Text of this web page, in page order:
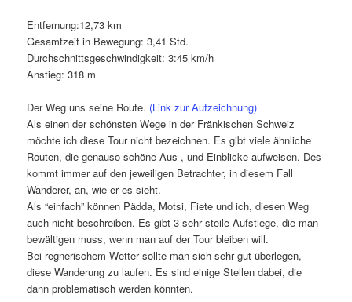
Entfernung:12,73 km
Gesamtzeit in Bewegung: 3,41 Std.
Durchschnittsgeschwindigkeit: 3:45 km/h
Anstieg: 318 m
Der Weg uns seine Route. (Link zur Aufzeichnung)
Als einen der schönsten Wege in der Fränkischen Schweiz
möchte ich diese Tour nicht bezeichnen. Es gibt viele ähnliche
Routen, die genauso schöne Aus-, und Einblicke aufweisen. Des
kommt immer auf den jeweiligen Betrachter, in diesem Fall
Wanderer, an, wie er es sieht.
Als “einfach” können Pädda, Motsi, Fiete und ich, diesen Weg
auch nicht beschreiben. Es gibt 3 sehr steile Aufstiege, die man
bewältigen muss, wenn man auf der Tour bleiben will.
Bei regnerischem Wetter sollte man sich sehr gut überlegen,
diese Wanderung zu laufen. Es sind einige Stellen dabei, die
dann problematisch werden könnten.